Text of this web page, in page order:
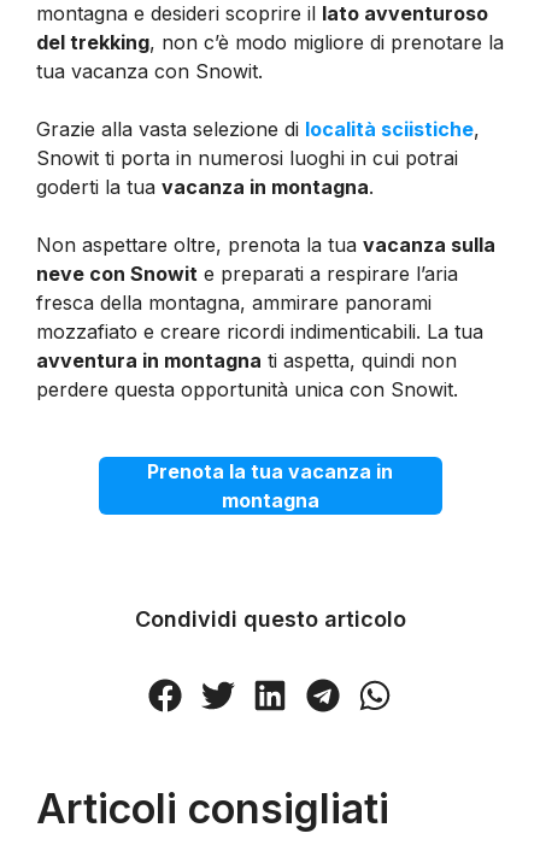
montagna e desideri scoprire il lato avventuroso
del trekking, non c’è modo migliore di prenotare la
tua vacanza con Snowit.
Grazie alla vasta selezione di località sciistiche,
Snowit ti porta in numerosi luoghi in cui potrai
goderti la tua vacanza in montagna.
Non aspettare oltre, prenota la tua vacanza sulla
neve con Snowit e preparati a respirare l’aria
fresca della montagna, ammirare panorami
mozzafiato e creare ricordi indimenticabili. La tua
avventura in montagna ti aspetta, quindi non
perdere questa opportunità unica con Snowit.
Prenota la tua vacanza in
montagna
Condividi questo articolo
Articoli consigliati